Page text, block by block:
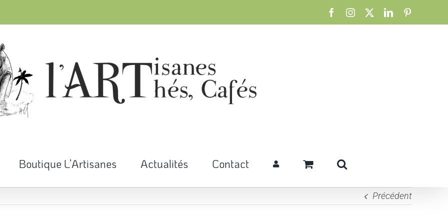
FacebookInstagram LinkedIn
Boutique L’Artisanes Actualités Contact
Précédent